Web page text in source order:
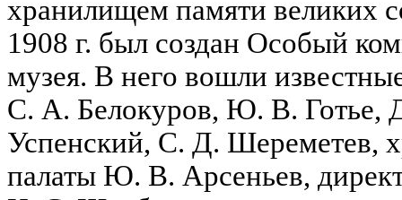
хранилищем памяти великих
1908 г. был создан Особый
музея. В него вошли
С. А. Белокуров, Ю. В. Готье,
Успенский, С. Д. Шереметев,
палаты Ю. В. Арсеньев,